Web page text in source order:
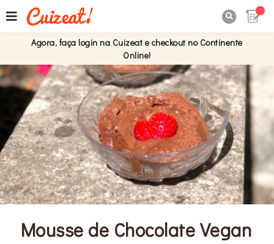

Agora, faça login na Cuizeat e checkout no Continente
Online!
Mousse de Chocolate Vegan